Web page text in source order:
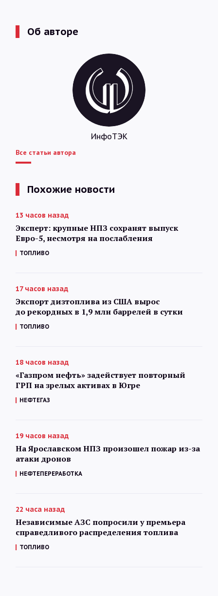
Об авторе
ИнфоТЭК
Все статьи автора
Похожие новости
13 часов назад
Эксперт: крупные НПЗ сохранят выпуск
Евро-5, несмотря на послабления
ТОПЛИВО
17 часов назад
Экспорт дизтоплива из США вырос
до рекордных в 1,9 млн баррелей в сутки
ТОПЛИВО
18 часов назад
«Газпром нефть» задействует повторный
ГРП на зрелых активах в Югре
НЕФТЕГАЗ
19 часов назад
На Ярославском НПЗ произошел пожар из-за
атаки дронов
НЕФТЕПЕРЕРАБОТКА
22 часа назад
Независимые АЗС попросили у премьера
справедливого распределения топлива
ТОПЛИВО